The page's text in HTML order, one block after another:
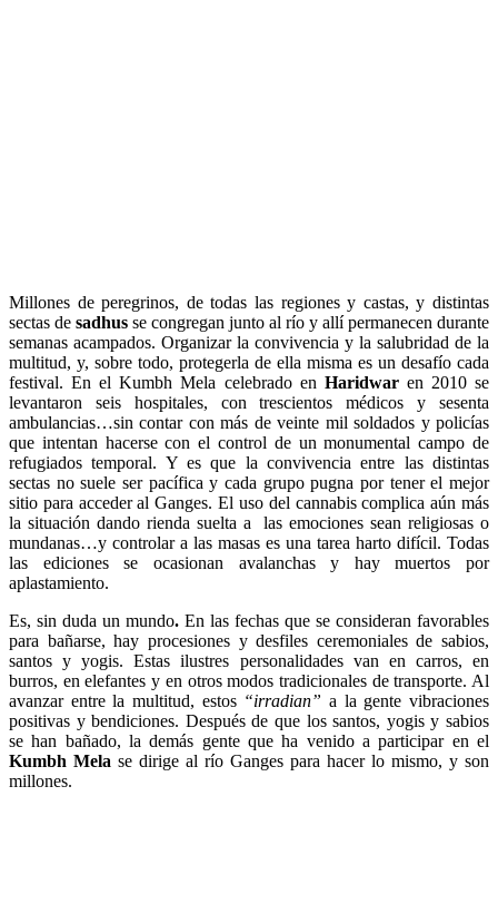
Millones de peregrinos, de todas las regiones y castas, y distintas
sectas de sadhus se congregan junto al río y allí permanecen durante
semanas acampados. Organizar la convivencia y la salubridad de la
multitud, y, sobre todo, protegerla de ella misma es un desafío cada
festival. En el Kumbh Mela celebrado en Haridwaren 2010 se
levantaron seis hospitales, con trescientos médicos y sesenta
ambulancias…sin contar con más de veinte mil soldados y policías
que intentan hacerse con el control de un monumental campo de
refugiados temporal. Y es que la convivencia entre las distintas
sectas no suele ser pacífica y cada grupo pugna por tener el mejor
sitio para acceder al Ganges. El uso del cannabis complica aún más
la situación dando rienda suelta a las emociones sean religiosas o
mundanas…y controlar a las masas es una tarea harto difícil. Todas
las ediciones se ocasionan avalanchas y hay muertos por
aplastamiento.
Es, sin duda un mundo. En las fechas que se consideran favorables
para bañarse, hay procesiones y desfiles ceremoniales de sabios,
santos y yogis. Estas ilustres personalidades van en carros, en
burros, en elefantes y en otros modos tradicionales de transporte. Al
avanzar entre la multitud, estos “irradian” a la gente vibraciones
positivas y bendiciones. Después de que los santos, yogis y sabios
se han bañado, la demás gente que ha venido a participar en el
Kumbh Mela se dirige al río Ganges para hacer lo mismo, y son
millones.